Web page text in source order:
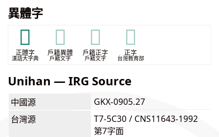
異體字
𥷼
正體字
漢語大字典
𥷼
戶籍異體
戶籍文字
𥷼
戶籍正字
戶籍文字
𥷼
正字
台灣教育部
Unihan — IRG Source
中國源
GKX-0905.27
台灣源
T7-5C30 / CNS11643-1992
第7字面